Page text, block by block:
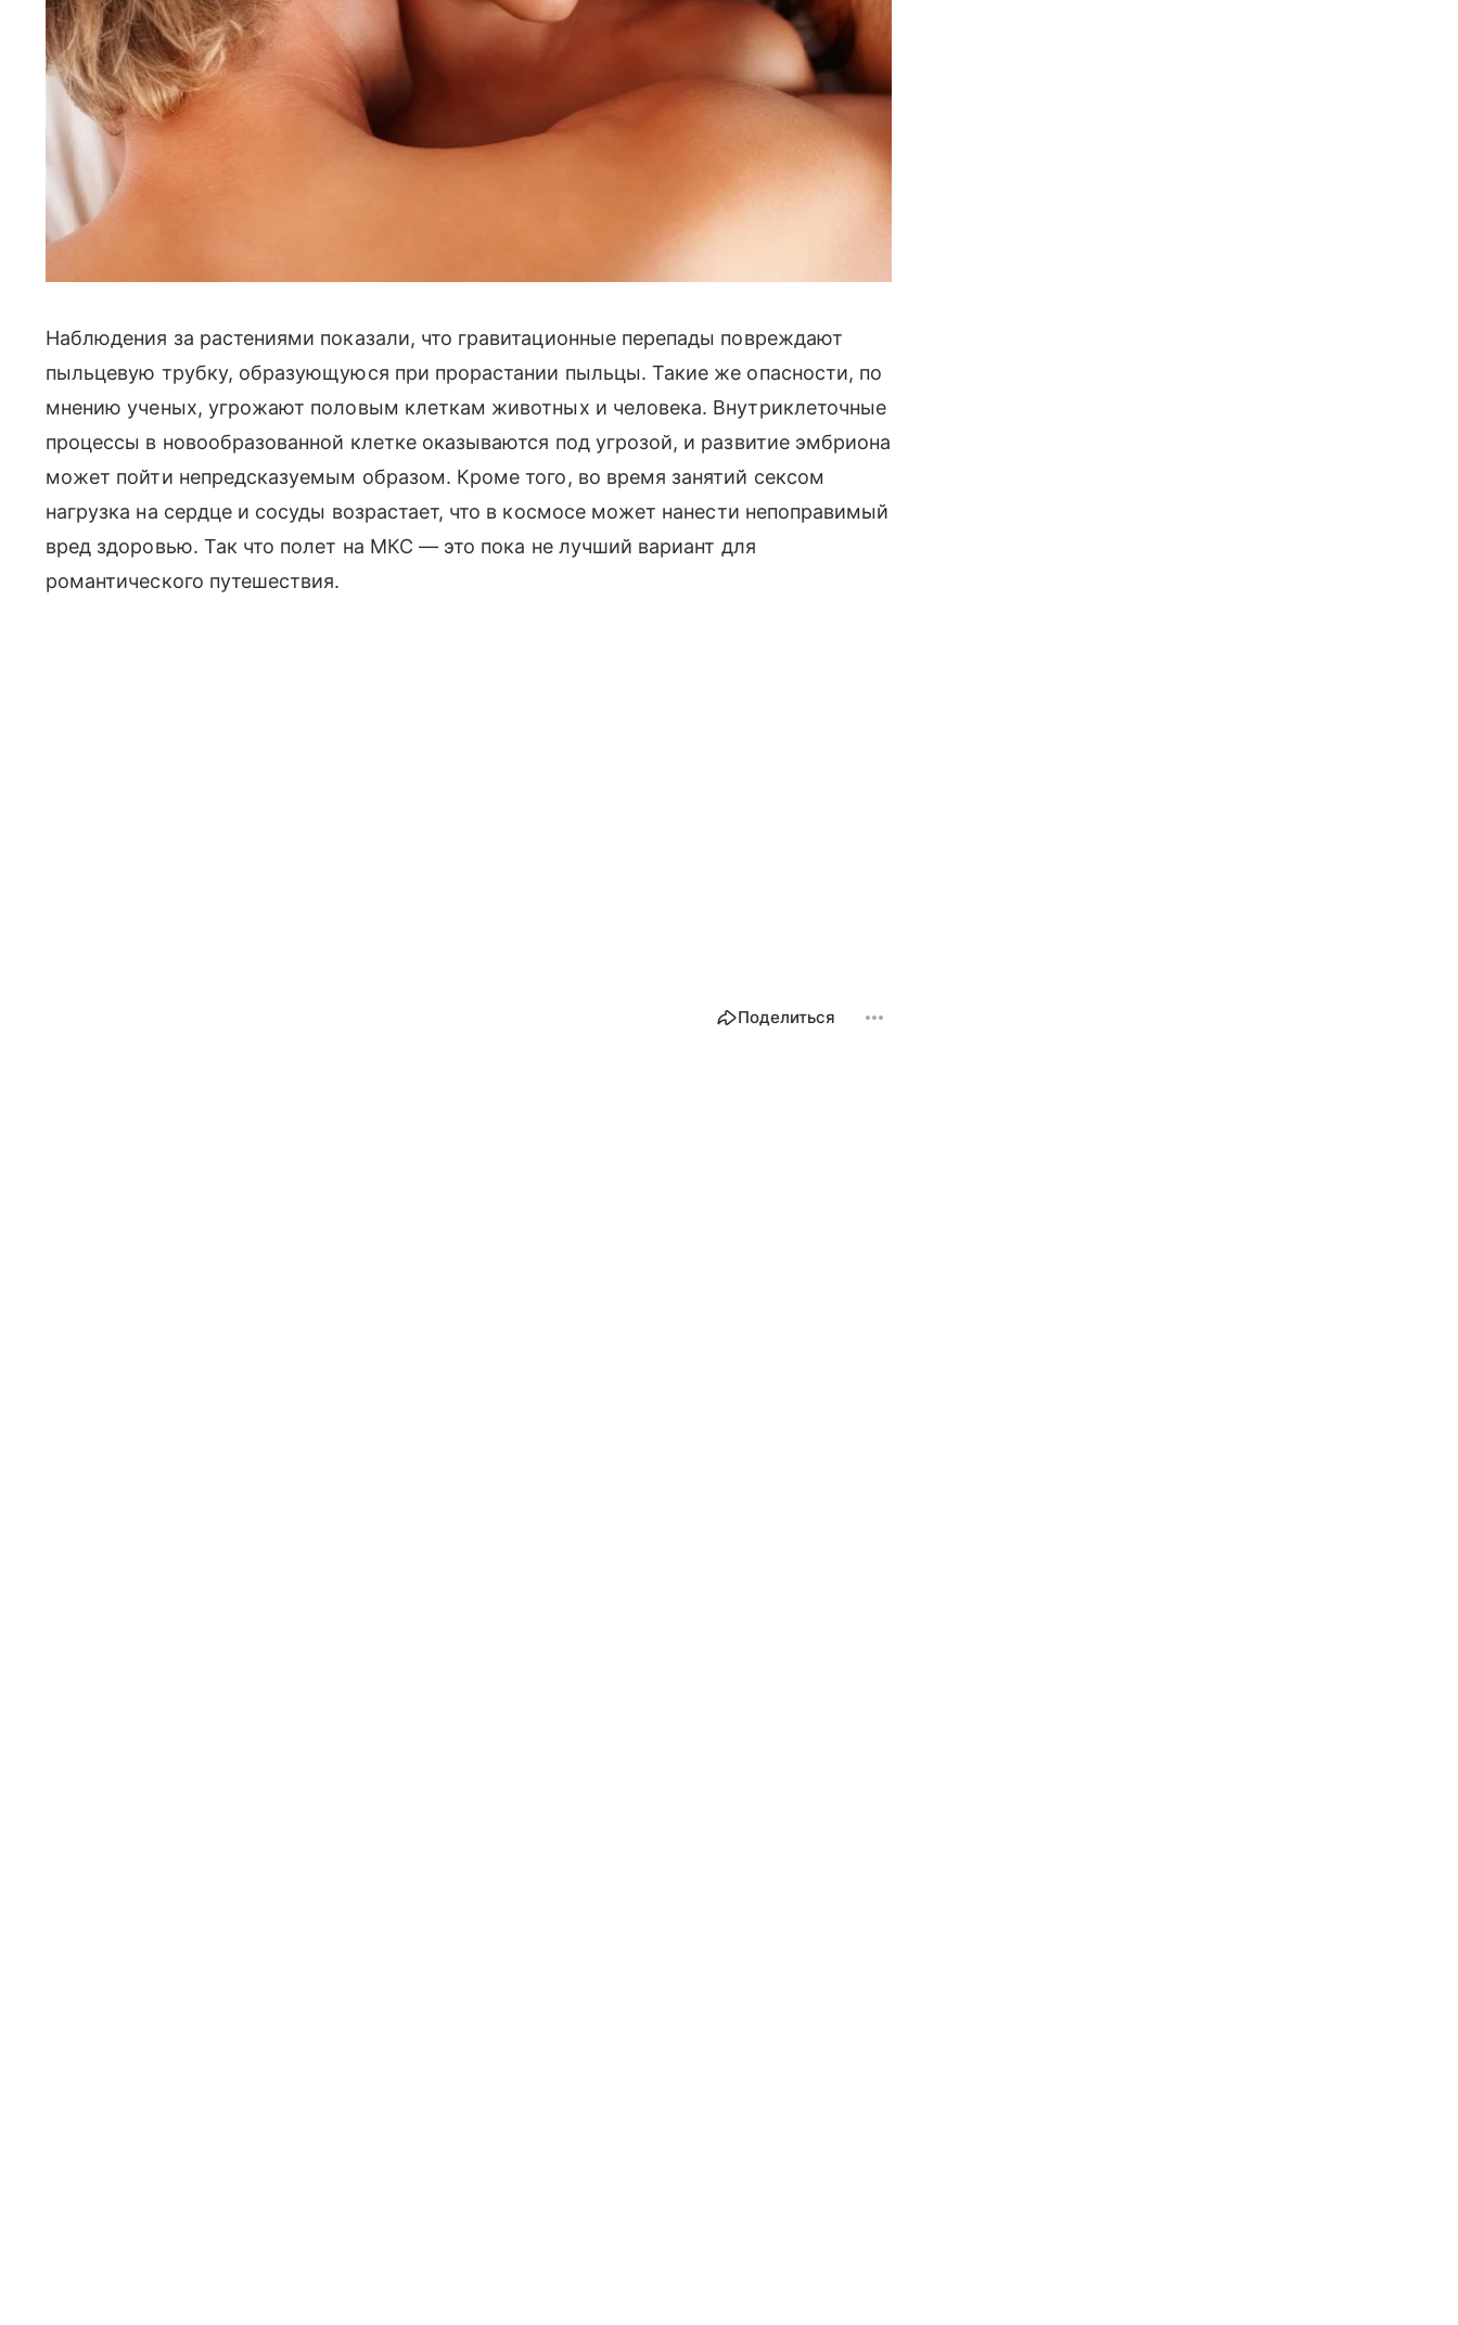
Наблюдения за растениями показали, что гравитационные перепады повреждают
пыльцевую трубку, образующуюся при прорастании пыльцы. Такие же опасности, по
мнению ученых, угрожают половым клеткам животных и человека. Внутриклеточные
процессы в новообразованной клетке оказываются под угрозой, и развитие эмбриона
может пойти непредсказуемым образом. Кроме того, во время занятий сексом
нагрузка на сердце и сосуды возрастает, что в космосе может нанести непоправимый
вред здоровью. Так что полет на МКС — это пока не лучший вариант для
романтического путешествия.
Поделиться